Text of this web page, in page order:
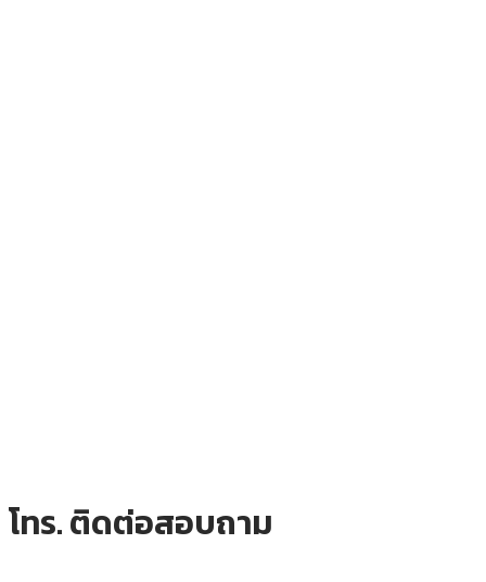
โทร. ติดต่อสอบถาม